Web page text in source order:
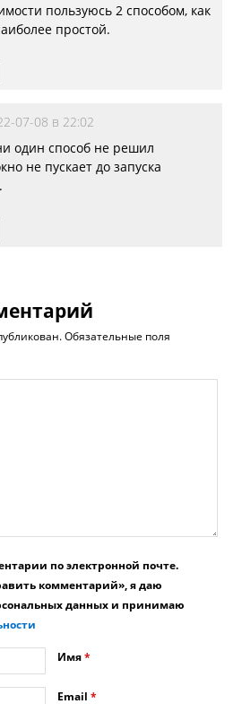
пользуюсь 2 способом, как
простой.
07-08 в 22:02
один способ не решил
не пускает до запуска
Обязательные поля
по электронной почте.
комментарий», я даю
данных и принимаю
Имя*
Email*